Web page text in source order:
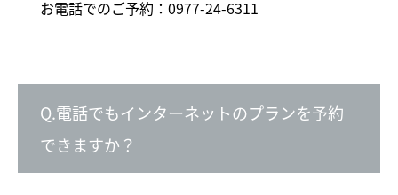
お電話でのご予約： 0977-24-6311
Q.電話でもインターネットのプランを予約
できますか？